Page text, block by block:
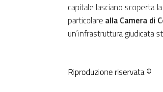
capitale lasciano scoperta
particolare alla Camera di
un’infrastruttura giudicata
Riproduzione riservata ©